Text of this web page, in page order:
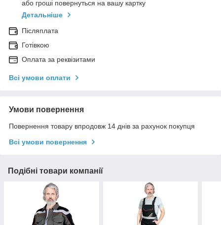
або гроші повернуться на вашу картку
Детальніше
Післяплата
Готівкою
Оплата за реквізитами
Всі умови оплати
Умови повернення
Повернення товару впродовж 14 днів за рахунок покупця
Всі умови повернення
Подібні товари компанії